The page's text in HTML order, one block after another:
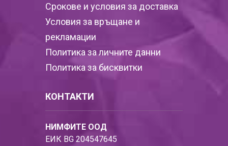
Срокове и условия за доставка
Условия за връщане и
рекламации
Политика за личните данни
Политика за бисквитки
КОНТАКТИ
НИМФИТЕ ООД
ЕИК BG 204547645